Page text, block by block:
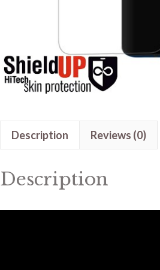
Description Reviews (0)
Description